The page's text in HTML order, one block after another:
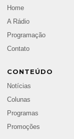
Home
A Rádio
Programação
Contato
CONTEÚDO
Notícias
Colunas
Programas
Promoções